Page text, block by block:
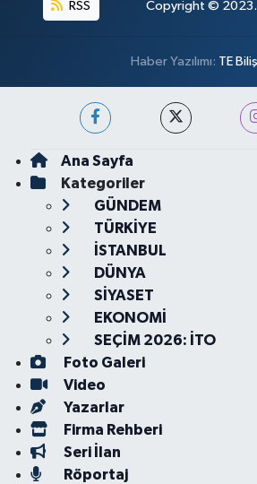
RSS Copyright © 2023.
Haber Yazılımı: TE
Ana Sayfa
Kategoriler
GÜNDEM
TÜRKİYE
İSTANBUL
DÜNYA
SİYASET
EKONOMİ
SEÇİM 2026: İTO
Foto Galeri
Video
Yazarlar
Firma Rehberi
Seri İlan
Röportaj